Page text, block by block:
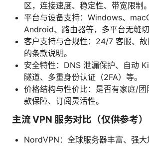
区，连接速度、稳定性、带宽限制。
平台与设备支持：Windows、
Android、路由器等，多平台无缝切
客户支持与合规性：24/7 客服、
的条款说明。
安全特性：DNS 泄漏保护、自动
隧道、多重身份认证（2FA）等。
价格结构与性价比：是否有家庭/
款保障、订阅灵活性。
主流 VPN 服务对比（仅供参考）
NordVPN：全球服务器丰富、强